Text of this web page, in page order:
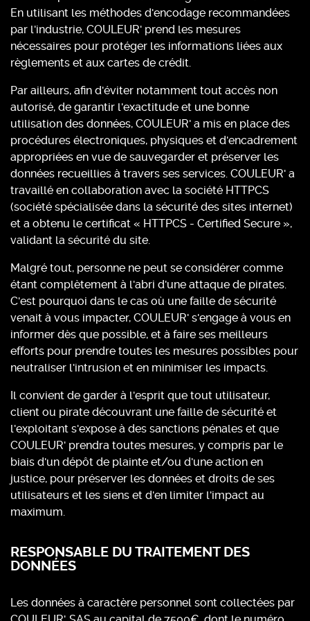
En utilisant les méthodes d'encodage recommandées
par l'industrie, COULEUR' prend les mesures
nécessaires pour protéger les informations liées aux
règlements et aux cartes de crédit.
Par ailleurs, afin d'éviter notamment tout accès non
autorisé, de garantir l'exactitude et une bonne
utilisation des données, COULEUR' a mis en place des
procédures électroniques, physiques et d'encadrement
appropriées en vue de sauvegarder et préserver les
données recueillies à travers ses services. COULEUR' a
travaillé en collaboration avec la société HTTPCS
(société spécialisée dans la sécurité des sites internet)
et a obtenu le certificat « HTTPCS - Certified Secure »,
validant la sécurité du site.
Malgré tout, personne ne peut se considérer comme
étant complètement à l'abri d'une attaque de pirates.
C'est pourquoi dans le cas où une faille de sécurité
venait à vous impacter, COULEUR' s'engage à vous en
informer dès que possible, et à faire ses meilleurs
efforts pour prendre toutes les mesures possibles pour
neutraliser l'intrusion et en minimiser les impacts.
Il convient de garder à l'esprit que tout utilisateur,
client ou pirate découvrant une faille de sécurité et
l'exploitant s'expose à des sanctions pénales et que
COULEUR' prendra toutes mesures, y compris par le
biais d'un dépôt de plainte et/ou d'une action en
justice, pour préserver les données et droits de ses
utilisateurs et les siens et d'en limiter l'impact au
maximum.
RESPONSABLE DU TRAITEMENT DES
DONNÉES
Les données à caractère personnel sont collectées par